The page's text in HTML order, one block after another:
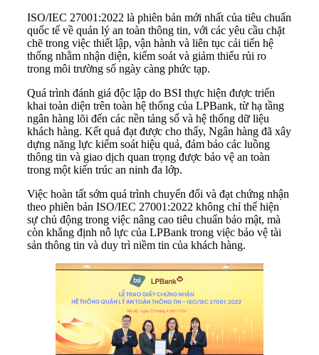
ISO/IEC 27001:2022 là phiên bản mới nhất của tiêu chuẩn
quốc tế về quản lý an toàn thông tin, với các yêu cầu chặt
chẽ trong việc thiết lập, vận hành và liên tục cải tiến hệ
thống nhằm nhận diện, kiểm soát và giảm thiểu rủi ro
trong môi trường số ngày càng phức tạp.
Quá trình đánh giá độc lập do BSI thực hiện được triển
khai toàn diện trên toàn hệ thống của LPBank, từ hạ tầng
ngân hàng lõi đến các nền tảng số và hệ thống dữ liệu
khách hàng. Kết quả đạt được cho thấy, Ngân hàng đã xây
dựng năng lực kiểm soát hiệu quả, đảm bảo các luồng
thông tin và giao dịch quan trọng được bảo vệ an toàn
trong một kiến trúc an ninh đa lớp.
Việc hoàn tất sớm quá trình chuyển đổi và đạt chứng nhận
theo phiên bản ISO/IEC 27001:2022 không chỉ thể hiện
sự chủ động trong việc nâng cao tiêu chuẩn bảo mật, mà
còn khẳng định nỗ lực của LPBank trong việc bảo vệ tài
sản thông tin và duy trì niềm tin của khách hàng.